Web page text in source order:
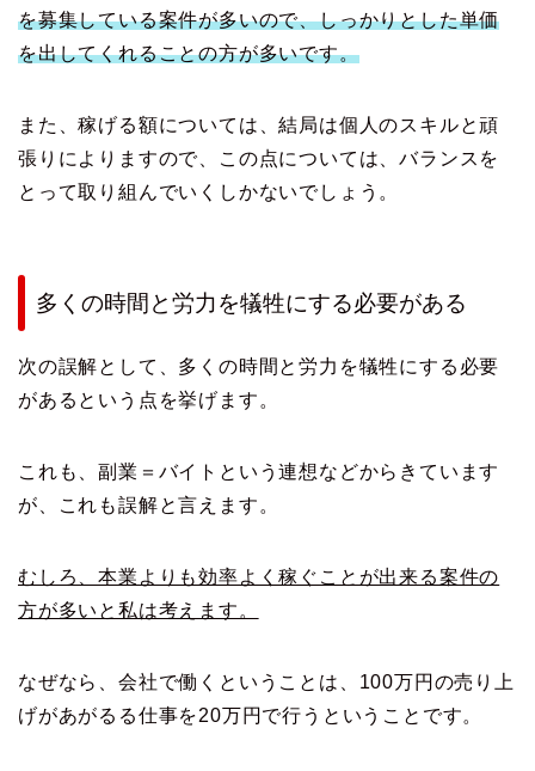
を募集している案件が多いので、しっかりとした単価
を出してくれることの方が多いです。
また、稼げる額については、結局は個人のスキルと頑
張りによりますので、この点については、バランスを
とって取り組んでいくしかないでしょう。
多くの時間と労力を犠牲にする必要がある
次の誤解として、多くの時間と労力を犠牲にする必要
があるという点を挙げます。
これも、副業＝バイトという連想などからきています
が、これも誤解と言えます。
むしろ、本業よりも効率よく稼ぐことが出来る案件の
方が多いと私は考えます。
なぜなら、会社で働くということは、100万円の売り上
げがあがるる仕事を20万円で行うということです。